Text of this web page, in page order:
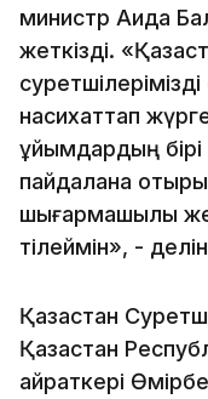
министр Аида
жеткізді.
насихаттап
ұйымдардың бірі
пайдалана
шығармашылық
тілеймін», -
Қазақстан
Қазақстан
қайраткері